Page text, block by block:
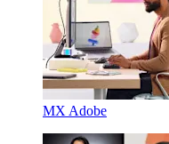
MX Adobe